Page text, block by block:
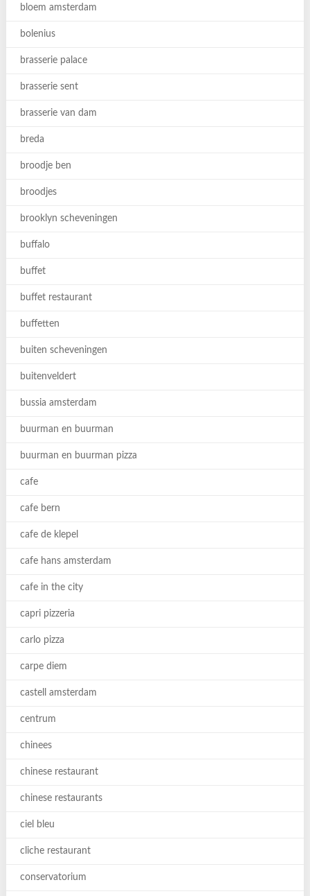
bloem amsterdam
bolenius
brasserie palace
brasserie sent
brasserie van dam
breda
broodje ben
broodjes
brooklyn scheveningen
buffalo
buffet
buffet restaurant
buffetten
buiten scheveningen
buitenveldert
bussia amsterdam
buurman en buurman
buurman en buurman pizza
cafe
cafe bern
cafe de klepel
cafe hans amsterdam
cafe in the city
capri pizzeria
carlo pizza
carpe diem
castell amsterdam
centrum
chinees
chinese restaurant
chinese restaurants
ciel bleu
cliche restaurant
conservatorium